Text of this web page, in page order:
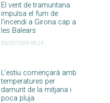
El vent de tramuntana
impulsa el fum de
l’incendi a Girona cap a
les Balears
03/07/2026 09:24
L’estiu començarà amb
temperatures per
damunt de la mitjana i
poca pluja